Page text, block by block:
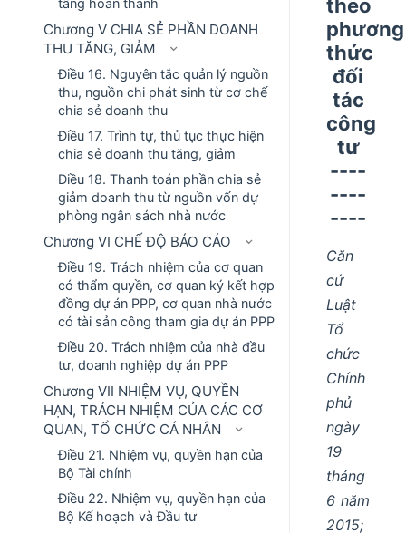
tầng hoàn thành
Chương V CHIA SẺ PHẦN DOANH
THU TĂNG, GIẢM
Điều 16. Nguyên tắc quản lý nguồn
thu, nguồn chi phát sinh từ cơ chế
chia sẻ doanh thu
Điều 17. Trình tự, thủ tục thực hiện
chia sẻ doanh thu tăng, giảm
Điều 18. Thanh toán phần chia sẻ
giảm doanh thu từ nguồn vốn dự
phòng ngân sách nhà nước
Chương VI CHẾ ĐỘ BÁO CÁO
Điều 19. Trách nhiệm của cơ quan
có thẩm quyền, cơ quan ký kết hợp
đồng dự án PPP, cơ quan nhà nước
có tài sản công tham gia dự án PPP
Điều 20. Trách nhiệm của nhà đầu
tư, doanh nghiệp dự án PPP
Chương VII NHIỆM VỤ, QUYỀN
HẠN, TRÁCH NHIỆM CỦA CÁC CƠ
QUAN, TỔ CHỨC CÁ NHÂN
Điều 21. Nhiệm vụ, quyền hạn của
Bộ Tài chính
Điều 22. Nhiệm vụ, quyền hạn của
Bộ Kế hoạch và Đầu tư
theo
phương
thức
đối
tác
công
tư
----
----
----
Căn
cứ
Luật
Tổ
chức
Chính
phủ
ngày
19
tháng
6 năm
2015;